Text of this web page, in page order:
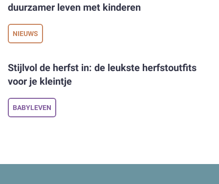
duurzamer leven met kinderen
NIEUWS
Stijlvol de herfst in: de leukste herfstoutfits
voor je kleintje
BABYLEVEN